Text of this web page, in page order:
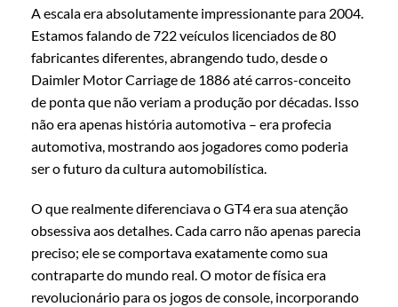
A escala era absolutamente impressionante para 2004.
Estamos falando de 722 veículos licenciados de 80
fabricantes diferentes, abrangendo tudo, desde o
Daimler Motor Carriage de 1886 até carros-conceito
de ponta que não veriam a produção por décadas. Isso
não era apenas história automotiva – era profecia
automotiva, mostrando aos jogadores como poderia
ser o futuro da cultura automobilística.
O que realmente diferenciava o GT4 era sua atenção
obsessiva aos detalhes. Cada carro não apenas parecia
preciso; ele se comportava exatamente como sua
contraparte do mundo real. O motor de física era
revolucionário para os jogos de console, incorporando